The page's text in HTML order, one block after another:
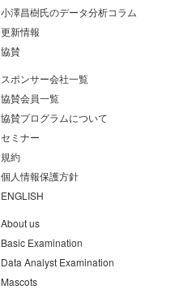
小澤昌樹氏のデータ分析コラム
更新情報
協賛
スポンサー会社一覧
協賛会員一覧
協賛プログラムについて
セミナー
規約
個人情報保護方針
ENGLISH
About us
Basic Examination
Data Analyst Examination
Mascots